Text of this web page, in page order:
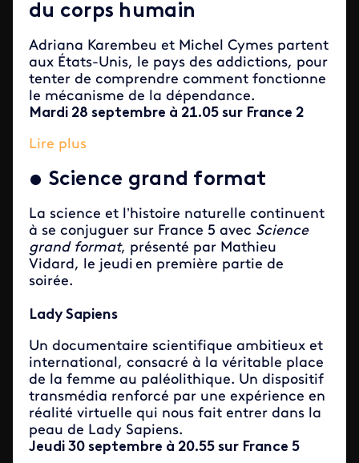
du corps humain
Adriana Karembeu et Michel Cymes partent
aux États-Unis, le pays des addictions, pour
tenter de comprendre comment fonctionne
le mécanisme de la dépendance.
Mardi 28 septembre à 21.05 sur France 2
Lire plus
• Science grand format
La science et l’histoire naturelle continuent
à se conjuguer sur France 5 avec Science
grand format, présenté par Mathieu
Vidard, le jeudi en première partie de
soirée.
Lady Sapiens
Un documentaire scientifique ambitieux et
international, consacré à la véritable place
de la femme au paléolithique. Un dispositif
transmédia renforcé par une expérience en
réalité virtuelle qui nous fait entrer dans la
peau de Lady Sapiens.
Jeudi 30 septembre à 20.55 sur France 5